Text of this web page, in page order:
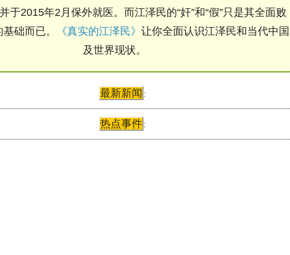
于2015年2月保外就医。而江泽民的“奸”和“假”只是其全面败
础而已。
《真实的江泽民》 让你全面认识江泽民和当代中国
及世界现状。
最新新闻 :
热点事件 :